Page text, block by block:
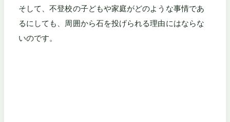
そして、不登校の子どもや家庭がどのような事情であ
るにしても、周囲から石を投げられる理由にはならな
いのです。